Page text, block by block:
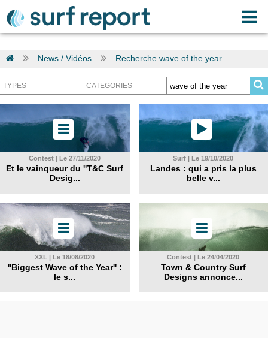
News / Vidéos Recherche wave of the year
Contest | Le 27/11/2020
Et le vainqueur du ''T&C Surf
Desig...
Surf | Le 19/10/2020
Landes : qui a pris la plus
belle v...
XXL | Le 18/08/2020
''Biggest Wave of the Year'' :
le s...
Contest | Le 24/04/2020
Town & Country Surf
Designs annonce...